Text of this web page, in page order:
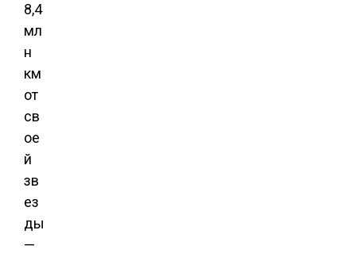
8,4
мл
н
км
от
св
ое
й
зв
ез
ды
—